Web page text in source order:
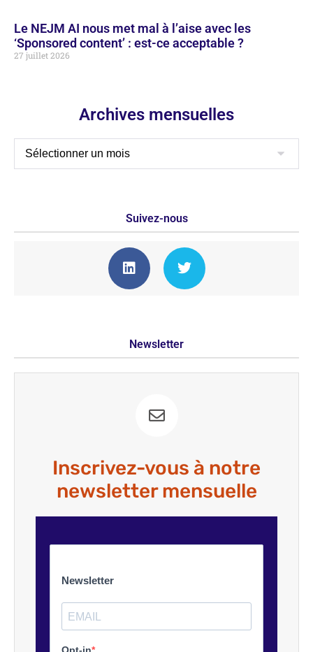
Le NEJM AI nous met mal à l’aise avec les
‘Sponsored content’ : est-ce acceptable ?
27 juillet 2026
Archives mensuelles
Suivez-nous
Newsletter
Inscrivez-vous à notre
newsletter mensuelle